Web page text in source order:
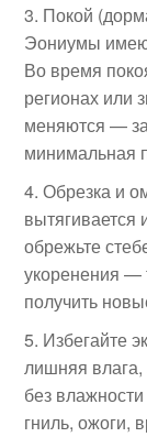
Покой
Эониумы
Во время
регионах или
меняются —
минимальная
Обрезка и
вытягивается
обрежьте
укоренения —
получить
Избегайте
лишняя влага,
без
гниль, ожоги,